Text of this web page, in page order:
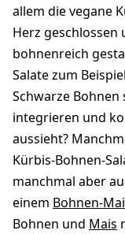
allem die vegane
Herz geschlossen
bohnenreich
Salate zum
Schwarze Bohnen
integrieren und
aussieht?
Kürbis-Bohnen-
manchmal aber
einem Bohnen-
Bohnen und Mais